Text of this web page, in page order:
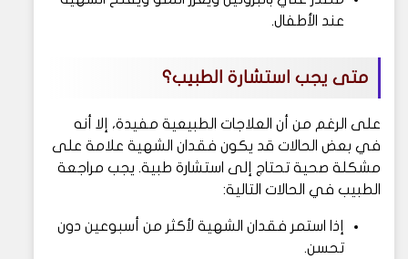
عند الأطفال.
متى يجب استشارة الطبيب؟
على الرغم من أن العلاجات الطبيعية مفيدة، إلا أنه
في بعض الحالات قد يكون فقدان الشهية علامة على
مشكلة صحية تحتاج إلى استشارة طبية. يجب مراجعة
الطبيب في الحالات التالية:
إذا استمر فقدان الشهية لأكثر من أسبوعين دون
تحسن.